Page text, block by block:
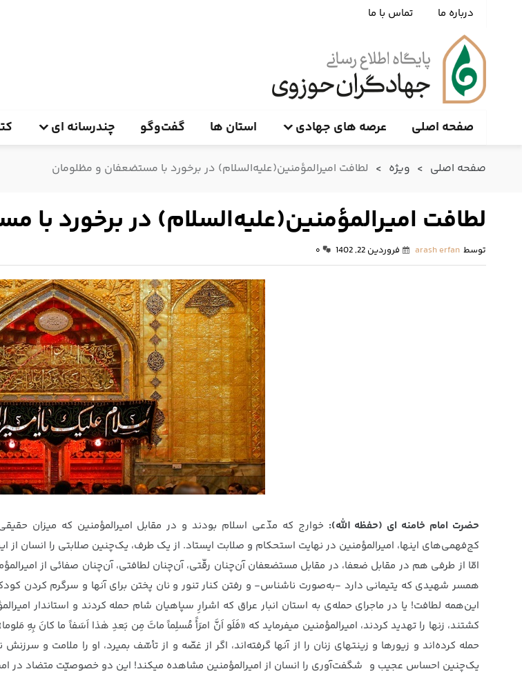
درباره ما تماس با ما
صفحه اصلی عرصه های جهادی استان ها گفت‌وگو چندرسانه ای
صفحه اصلی > ویژه > لطافت امیرالمؤمنین(علیه‌السلام) در برخورد با مستضعفان و مظلومان
لطافت امیرالمؤمنین(علیه‌السلام) در برخورد
توسط arash erfan فروردین 22, 1402 ۰
حضرت امام خامنه ای (حفظه الله): خوارج که مدّعی اسلام بودند و در مقابل امیرالمؤمنین که میزان
کج‌فهمی‌های اینها، امیرالمؤمنین در نهایت استحکام و صلابت ایستاد. از یک طرف، یک‌چنین صلابتی را انسان از
امّا از طرفی هم در مقابل ضعفا، در مقابل مستضعفان آن‌چنان رقّتی، آن‌چنان لطافتی، آن‌چنان صفائی از
این‌همه لطافت! یا در ماجرای حمله‌ی به استان انبار عراق که اشرارِ سپاهیان شام حمله کردند و استاندار
حمله کرده‌اند و زیورها و زینتهای زنان را از آنها گرفته‌اند، اگر از غصّه و از تأسّف بمیرد، او را ملامت و
یک‌چنین احساس عجیب و شگفت‌آوری را انسان از امیرالمؤمنین مشاهده میکند! این دو خصوصیّت متضاد در